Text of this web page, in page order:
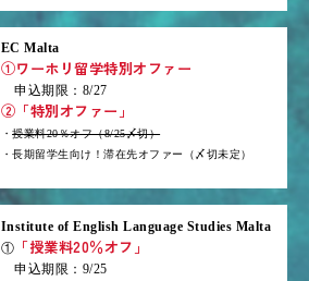
EC Malta
①ワーホリ留学特別オファー
申込期限：8/27
②「特別オファー」
・授業料20％オフ（8/25〆切）
・長期留学生向け！滞在先オファー（〆切未定）
Institute of English Language Studies Malta
① 「授業料20％オフ」
申込期限：9/25